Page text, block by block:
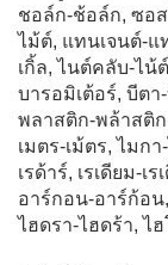
ชอล์ก-ช้อล์ก, ซอส
ไม้ต์, แทนเจนต์-แ
เกิ้ล, ไนต์คลับ-ไน้
บารอมิเต้อร์, บีตา
พลาสติก-พล้าสติก
เมตร-เม้ตร, ไมก
เรด้าร์, เรเดียม-
อาร์กอน-อาร์ก้อ
ไฮดรา-ไฮดร้า, ไ